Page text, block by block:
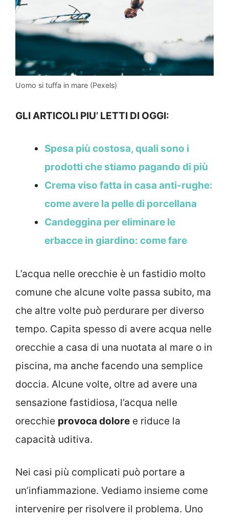
Uomo si tuffa in mare (Pexels)
GLI ARTICOLI PIU’ LETTI DI OGGI:
Spesa più costosa, quali sono i
prodotti che stiamo pagando di più
Crema viso fatta in casa anti-rughe:
come avere la pelle di porcellana
Candeggina per eliminare le
erbacce in giardino: come fare
L’acqua nelle orecchie è un fastidio molto
comune che alcune volte passa subito, ma
che altre volte può perdurare per diverso
tempo. Capita spesso di avere acqua nelle
orecchie a casa di una nuotata al mare o in
piscina, ma anche facendo una semplice
doccia. Alcune volte, oltre ad avere una
sensazione fastidiosa, l’acqua nelle
orecchie provoca dolore e riduce la
capacità uditiva.
Nei casi più complicati può portare a
un’infiammazione. Vediamo insieme come
intervenire per risolvere il problema. Uno